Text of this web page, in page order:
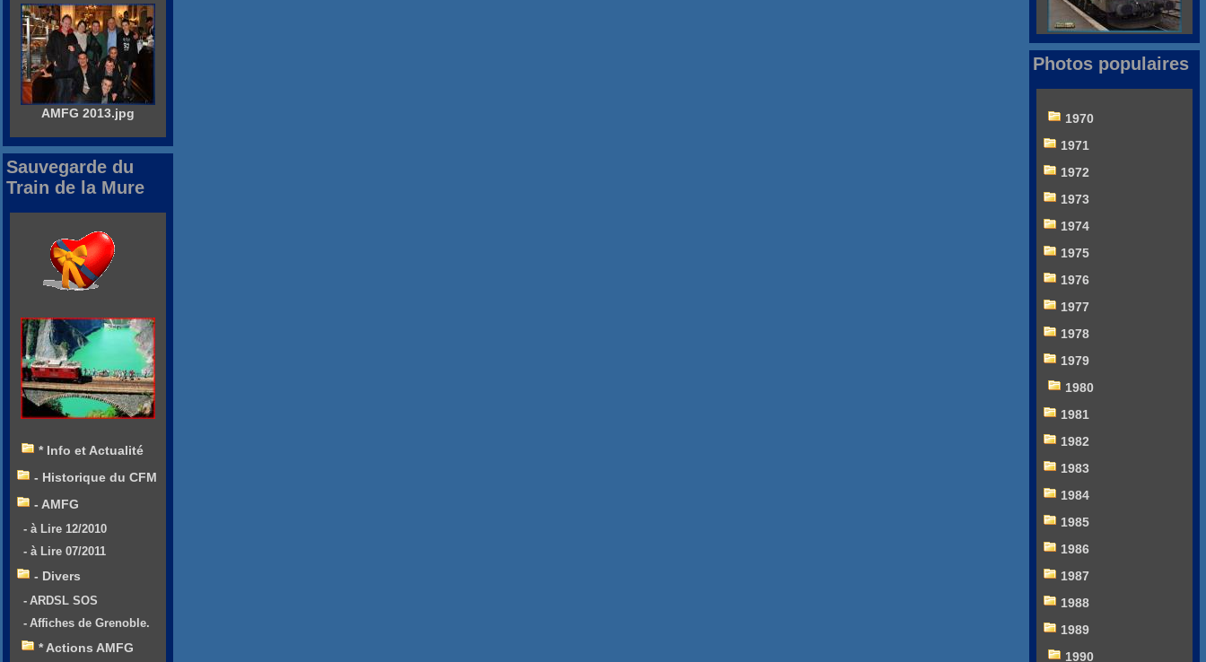
AMFG 2013.jpg
Sauvegarde du
Train de la Mure
* Info et Actualité
- Historique du CFM
- AMFG
- à Lire 12/2010
- à Lire 07/2011
- Divers
- ARDSL SOS
- Affiches de Grenoble.
* Actions AMFG
Photos populaires
1970
1971
1972
1973
1974
1975
1976
1977
1978
1979
1980
1981
1982
1983
1984
1985
1986
1987
1988
1989
1990